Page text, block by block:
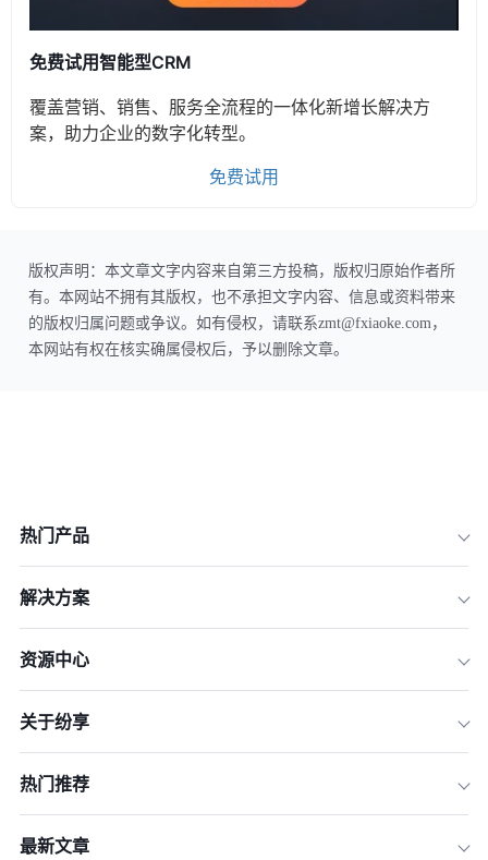
免费试用智能型CRM
覆盖营销、销售、服务全流程的一体化新增长解决方
案，助力企业的数字化转型。
免费试用
版权声明：本文章文字内容来自第三方投稿，版权归原始作者所
有。本网站不拥有其版权，也不承担文字内容、信息或资料带来
的版权归属问题或争议。如有侵权，请联系zmt@fxiaoke.com，
本网站有权在核实确属侵权后，予以删除文章。
热门产品
解决方案
资源中心
关于纷享
热门推荐
最新文章